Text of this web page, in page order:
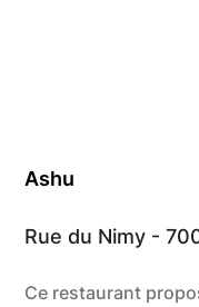
Ashu
Rue du Nimy -
Ce restaurant